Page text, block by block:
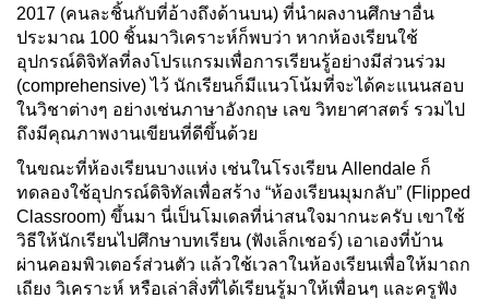
2017 (คนละชิ้นกับที่อ้างถึงด้านบน) ที่นำผลงานศึกษาอื่น
ประมาณ 100 ชิ้นมาวิเคราะห์ก็พบว่า หากห้องเรียนใช้
อุปกรณ์ดิจิทัลที่ลงโปรแกรมเพื่อการเรียนรู้อย่างมีส่วนร่วม
(comprehensive) ไว้ นักเรียนก็มีแนวโน้มที่จะได้คะแนนสอบ
ในวิชาต่างๆ อย่างเช่นภาษาอังกฤษ เลข วิทยาศาสตร์ รวมไป
ถึงมีคุณภาพงานเขียนที่ดีขึ้นด้วย
ในขณะที่ห้องเรียนบางแห่ง เช่นในโรงเรียน Allendale ก็
ทดลองใช้อุปกรณ์ดิจิทัลเพื่อสร้าง “ห้องเรียนมุมกลับ” (Flipped
Classroom) ขึ้นมา นี่เป็นโมเดลที่น่าสนใจมากนะครับ เขาใช้
วิธีให้นักเรียนไปศึกษาบทเรียน (ฟังเล็กเชอร์) เอาเองที่บ้าน
ผ่านคอมพิวเตอร์ส่วนตัว แล้วใช้เวลาในห้องเรียนเพื่อให้มาถก
เถียง วิเคราะห์ หรือเล่าสิ่งที่ได้เรียนรู้มาให้เพื่อนๆ และครูฟัง